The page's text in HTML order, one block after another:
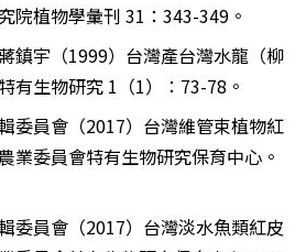
院植物學彙刊 31：343-349。
鎮宇（1999）台灣產台灣水龍（柳
有生物研究 1（1）：73-78。
委員會（2017）台灣維管束植物紅
業委員會特有生物研究保育中⼼。
委員會（2017）台灣淡水魚類紅皮